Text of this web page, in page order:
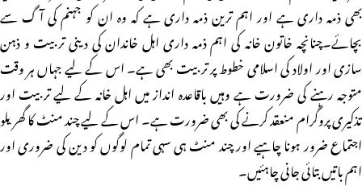
بھی ذمہ داری ہے اور اہم ترین ذمہ داری ہے کہ وہ ان کو جہنم کی آگ سے
بچائے۔چنانچہ خاتون خانہ کی اہم ذمہ داری اہل خاندان کی دینی تربیت و ذہن
سازی اور اولاد کی اسلامی خطوط پر تربیت بھی ہے۔ اس کے لیے جہاں ہر وقت
متوجہ رہنے کی ضرورت ہے وہیں باقاعدہ انداز میں اہل خانہ کے لیے تربیت اور
تذکیری پروگرام منعقد کرنے کی بھی ضرورت ہے۔ اس کے لیے چند منٹ کا گھریلو
اجتماع ضرور ہونا چاہیے اور چند منٹ ہی سہی تمام لوگوں کو دین کی ضروری اور
اہم باتیں بتائی جانی چاہئیں۔